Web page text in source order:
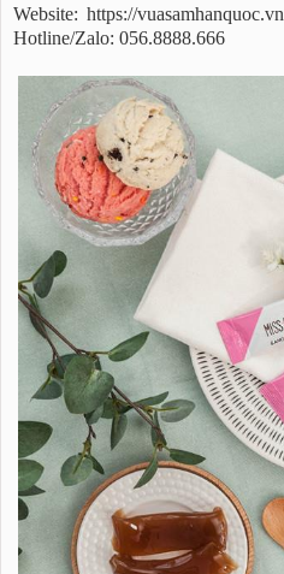
Website: https://vuasamhanquoc.vn
Hotline/Zalo: 056.8888.666